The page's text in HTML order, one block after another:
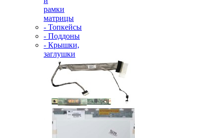
рамки
матрицы
- Топкейсы
- Поддоны
- Крышки,
заглушки